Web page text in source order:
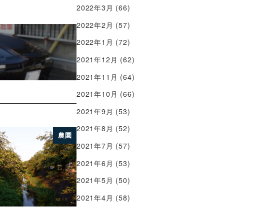
農園
2022年3月 (66)
2022年2月 (57)
2022年1月 (72)
2021年12月 (62)
2021年11月 (64)
2021年10月 (66)
2021年9月 (53)
2021年8月 (52)
2021年7月 (57)
2021年6月 (53)
2021年5月 (50)
2021年4月 (58)